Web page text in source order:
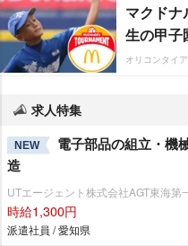
マクド
生の甲子
オリコンタイ
求人特集
NEW
電子部品の組立・機
造
UTエージェント株式会社AGT東海第
時給1,300円
派遣社員 / 愛知県